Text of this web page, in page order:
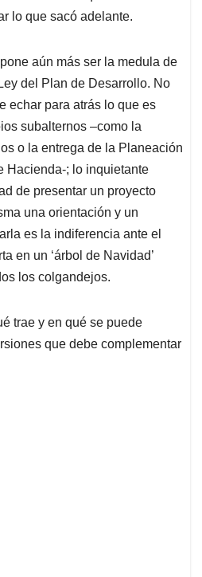
lo que sacó adelante.
aún más ser la medula de
del Plan de Desarrollo. No
echar para atrás lo que es
subalternos –como la
o la entrega de la Planeación
Hacienda-; lo inquietante
de presentar un proyecto
una orientación y un
es la indiferencia ante el
en un ‘árbol de Navidad’
los colgandejos.
trae y en qué se puede
que debe complementar